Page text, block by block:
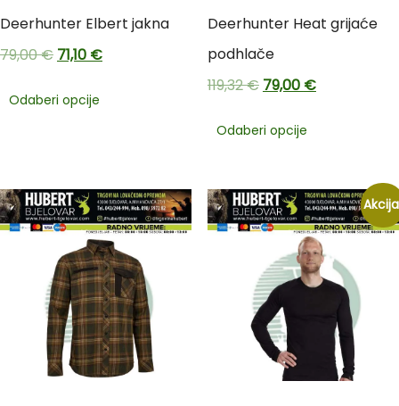
Deerhunter Elbert jakna
79,00€ 71,10 €
Odaberi opcije
Deerhunter Heat grijaće
podhlače
119,32€ 79,00 €
Odaberi opcije